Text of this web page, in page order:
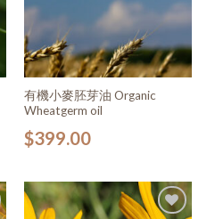
有機小麥胚芽油 Organic
Wheatgerm oil
$399.00